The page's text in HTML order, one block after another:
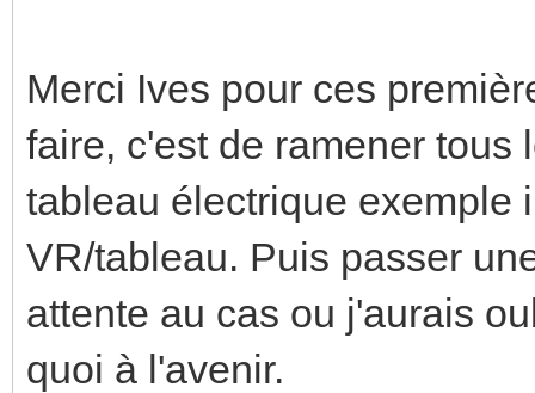
Merci Ives pour ces
faire, c'est de ramener tous
tableau électrique exemple
VR/tableau. Puis passer
attente au cas ou j'aurais
quoi à l'avenir.